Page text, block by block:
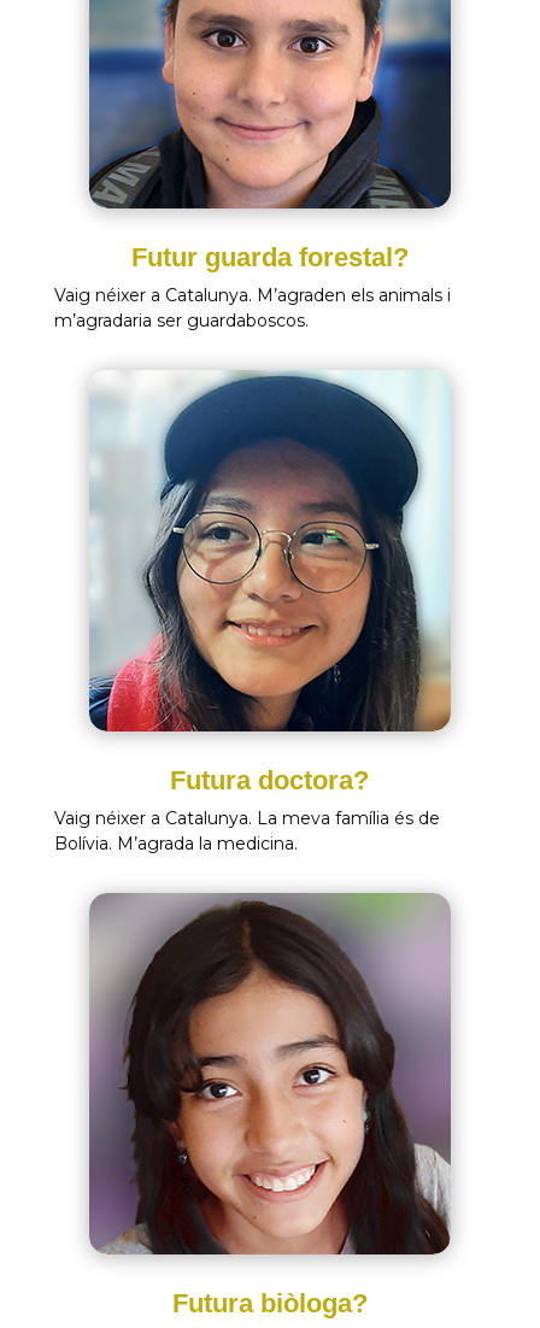
Futur guarda forestal?
Vaig néixer a Catalunya. M’agraden els animals i
m’agradaria ser guardaboscos.
Futura doctora?
Vaig néixer a Catalunya. La meva família és de
Bolívia. M’agrada la medicina.
Futura biòloga?